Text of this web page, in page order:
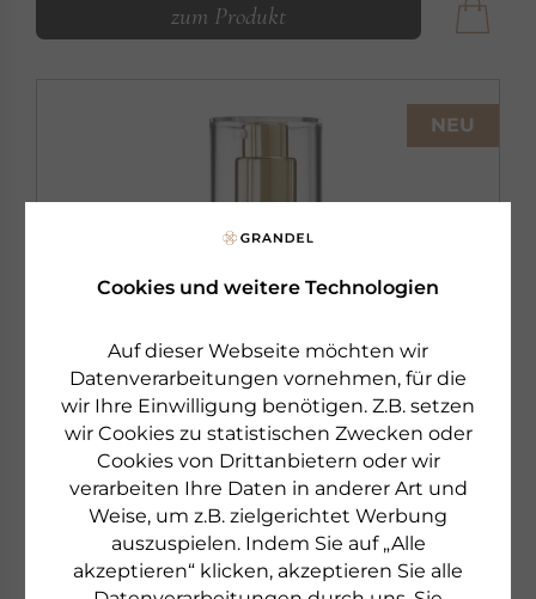
Cookies und weitere Technologien
Auf dieser Webseite möchten wir
Datenverarbeitungen vornehmen, für die
wir Ihre Einwilligung benötigen. Z.B. setzen
wir Cookies zu statistischen Zwecken oder
Cookies von Drittanbietern oder wir
verarbeiten Ihre Daten in anderer Art und
Weise, um z.B. zielgerichtet Werbung
auszuspielen. Indem Sie auf „Alle
akzeptieren“ klicken, akzeptieren Sie alle
zum Produkt
NEU
DR. GRANDEL